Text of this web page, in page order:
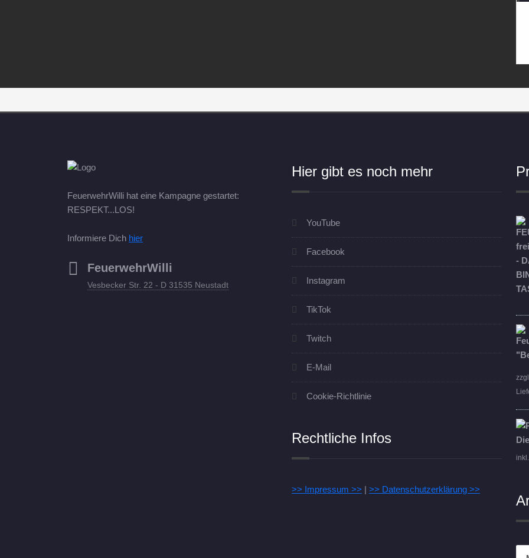
FeuerwehrWilli hat eine Kampagne gestartet:
RESPEKT...LOS!
Informiere Dich hier
FeuerwehrWilli
Vesbecker Str. 22 - D 31535 Neustadt
Hier gibt es noch mehr
YouTube
Facebook
Instagram
TikTok
Twitch
E-Mail
Cookie-Richtlinie
Rechtliche Infos
>> Impressum >> | >> Datenschutzerklärung >>